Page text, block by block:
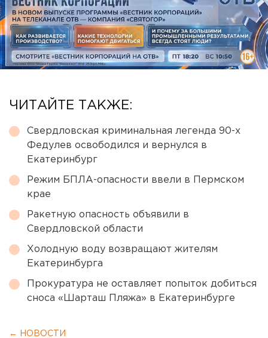
ЧИТАЙТЕ ТАКЖЕ:
Свердловская криминальная легенда 90-х
Федулев освободился и вернулся в
Екатеринбург
Режим БПЛА-опасности ввели в Пермском
крае
Ракетную опасность объявили в
Свердловской области
Холодную воду возвращают жителям
Екатеринбурга
Прокуратура не оставляет попыток добиться
сноса «Шарташ Пляжа» в Екатеринбурге
← НОВОСТИ